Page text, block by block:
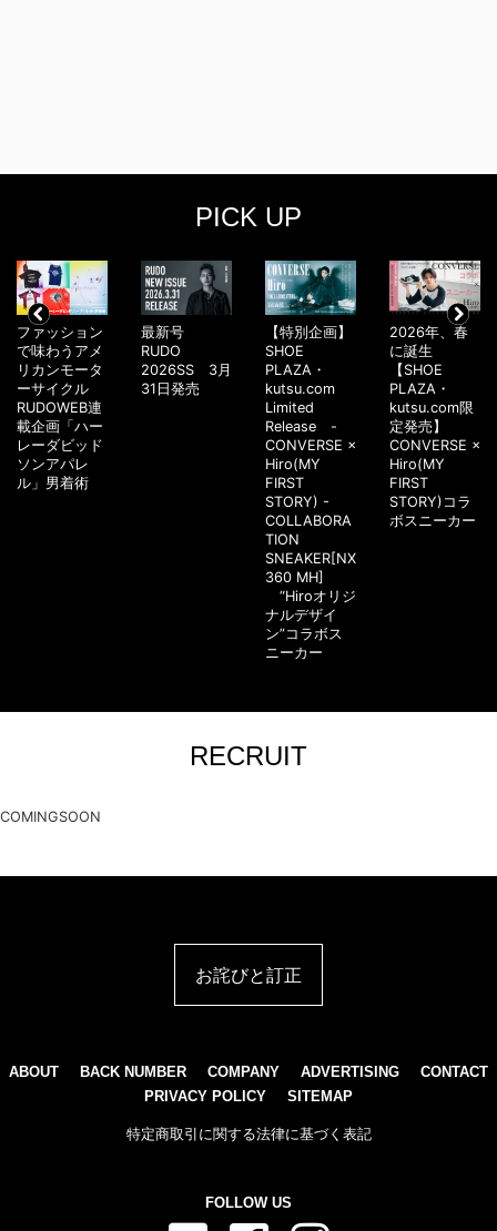
PICK UP
ファッション
で味わうアメ
リカンモータ
ーサイクル
RUDOWEB連
載企画「ハー
レーダビッド
ソンアパレ
ル」男着術
最新号
RUDO
2026SS 3月
31日発売
【特別企画】
SHOE
PLAZA・
kutsu.com
Limited
Release -
CONVERSE ×
Hiro(MY
FIRST
STORY) -
COLLABORA
TION
SNEAKER[NX
360 MH]
“Hiroオリジ
ナルデザイ
ン”コラボス
ニーカー
2026年、春
に誕生
【SHOE
PLAZA・
kutsu.com限
定発売】
CONVERSE ×
Hiro(MY
FIRST
STORY)コラ
ボスニーカー
RECRUIT
COMINGSOON
お詫びと訂正
ABOUT BACK NUMBER COMPANY ADVERTISING
CONTACT
PRIVACY POLICY
SITEMAP
特定商取引に関する法律に基づく表記
FOLLOW US